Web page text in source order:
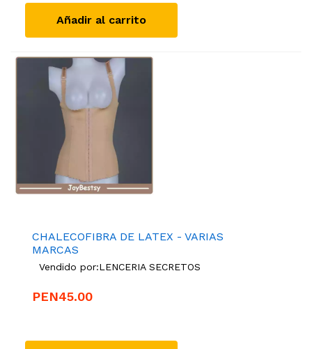
Añadir al carrito
CHALECOFIBRA DE LATEX - VARIAS
MARCAS
Vendido por:LENCERIA SECRETOS
PEN45.00